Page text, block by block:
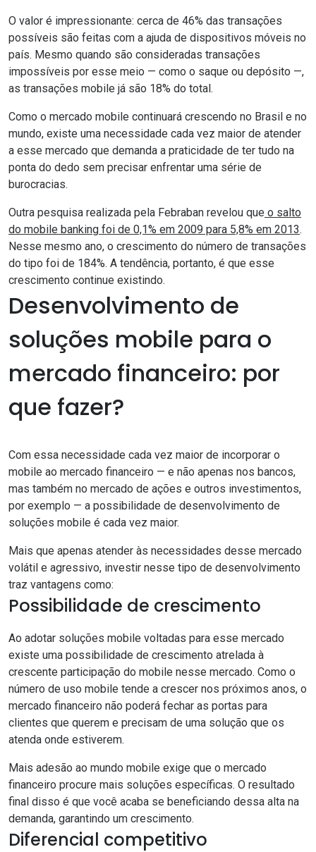
O valor é impressionante: cerca de 46% das transações
possíveis são feitas com a ajuda de dispositivos móveis no
país. Mesmo quando são consideradas transações
impossíveis por esse meio — como o saque ou depósito —,
as transações mobile já são 18% do total.
Como o mercado mobile continuará crescendo no Brasil e no
mundo, existe uma necessidade cada vez maior de atender
a esse mercado que demanda a praticidade de ter tudo na
ponta do dedo sem precisar enfrentar uma série de
burocracias.
Outra pesquisa realizada pela Febraban revelou que o salto
do mobile banking foi de 0,1% em 2009 para 5,8% em 2013.
Nesse mesmo ano, o crescimento do número de transações
do tipo foi de 184%. A tendência, portanto, é que esse
crescimento continue existindo.
Desenvolvimento de
soluções mobile para o
mercado financeiro: por
que fazer?
Com essa necessidade cada vez maior de incorporar o
mobile ao mercado financeiro — e não apenas nos bancos,
mas também no mercado de ações e outros investimentos,
por exemplo — a possibilidade de desenvolvimento de
soluções mobile é cada vez maior.
Mais que apenas atender às necessidades desse mercado
volátil e agressivo, investir nesse tipo de desenvolvimento
traz vantagens como:
Possibilidade de crescimento
Ao adotar soluções mobile voltadas para esse mercado
existe uma possibilidade de crescimento atrelada à
crescente participação do mobile nesse mercado. Como o
número de uso mobile tende a crescer nos próximos anos, o
mercado financeiro não poderá fechar as portas para
clientes que querem e precisam de uma solução que os
atenda onde estiverem.
Mais adesão ao mundo mobile exige que o mercado
financeiro procure mais soluções específicas. O resultado
final disso é que você acaba se beneficiando dessa alta na
demanda, garantindo um crescimento.
Diferencial competitivo